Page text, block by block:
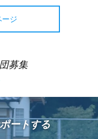
ージ
募集
ートする